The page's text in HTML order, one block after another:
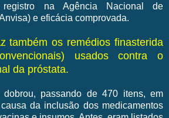
registro na Agência Nacional de
e eficácia comprovada.
também os remédios finasterida
usados contra o
da próstata.
dobrou, passando de 470 itens, em
da inclusão dos medicamentos